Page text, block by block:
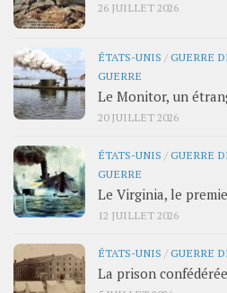
26 JUILLET 2026
ÉTATS-UNIS /GUERRE
GUERRE
Le Monitor, un
20 JUILLET 2026
ÉTATS-UNIS /GUERRE
GUERRE
Le Virginia, le
12 JUILLET 2026
ÉTATS-UNIS /GUERRE
La prison